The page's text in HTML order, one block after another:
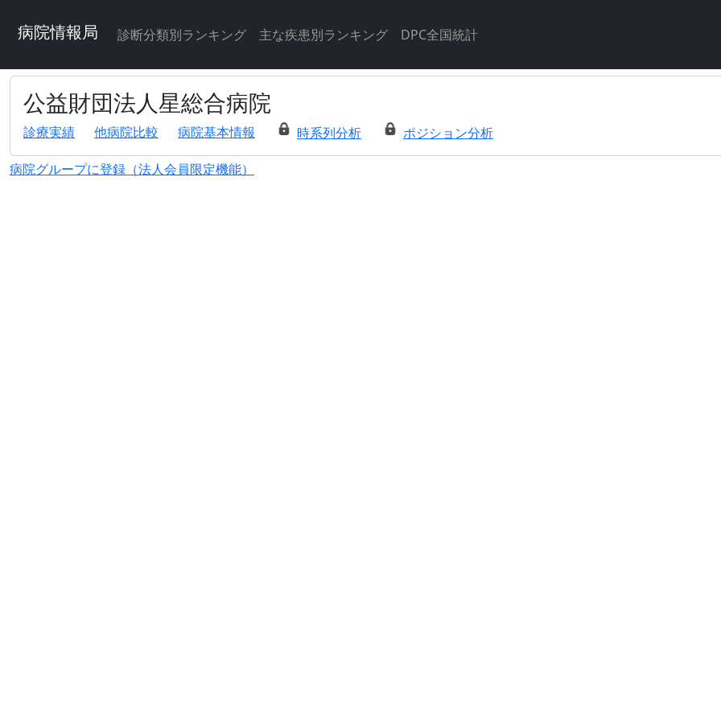
病院情報局 診断分類別ランキング 主な疾患別ランキング DPC全国統計
公益財団法人星総合病院
診療実績 他病院比較 病院基本情報 時系列分析 ポジション分析
病院グループに登録（法人会員限定機能）